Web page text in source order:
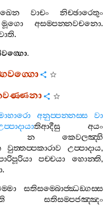
වාචං
නිච‍්ඡාරෙතුං
මූගො අසම‍්පන‍්නවචනො.
.
.
අනුප‍්පන‍්නස‍්ස
වා
තිආදීසු
අයං
න
කෙවලඤ‍්හි
වුත‍්තප‍්පකාරාව උප‍්පාදාය,
පච‍්චයා හොන‍්ති,
.
සතිසම‍්බොජ‍්ඣඞ‍්ගස‍්ස
සතිසම‍්පජඤ‍්ඤං